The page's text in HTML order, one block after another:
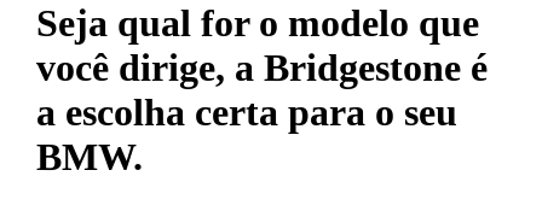
Seja qual for o modelo que
você dirige, a Bridgestone é
a escolha certa para o seu
BMW.